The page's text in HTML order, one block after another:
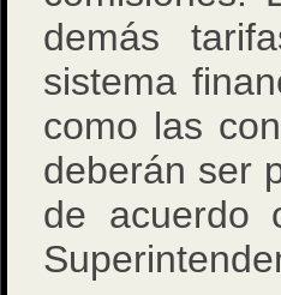
demás
sistema
como las
deberán ser
de acuerdo